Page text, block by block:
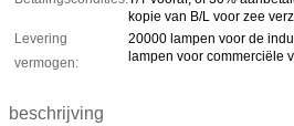
kopie van B/L voor zee
Levering
vermogen:
20000 lampen voor de
lampen voor commerciële
beschrijving